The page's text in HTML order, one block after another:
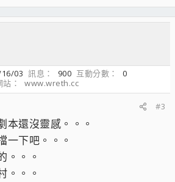
03 訊息 900 互動分數
0
站
www.wreth.cc
#3
本還沒靈感。。。
一下吧。。。
。。。
。。。